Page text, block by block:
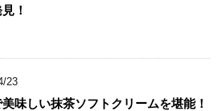
！
23
味しい抹茶ソフトクリームを堪能！